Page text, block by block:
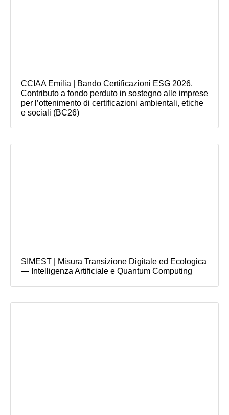
CCIAA Emilia | Bando Certificazioni ESG 2026.
Contributo a fondo perduto in sostegno alle imprese
per l’ottenimento di certificazioni ambientali, etiche
e sociali (BC26)
SIMEST | Misura Transizione Digitale ed Ecologica
— Intelligenza Artificiale e Quantum Computing